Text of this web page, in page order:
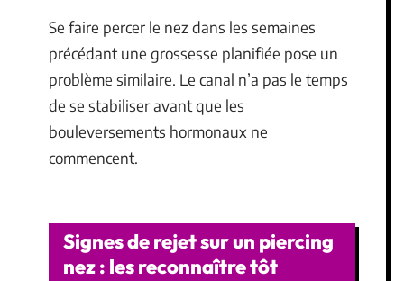
Se faire percer le nez dans les semaines
précédant une grossesse planifiée pose un
problème similaire. Le canal n’a pas le temps
de se stabiliser avant que les
bouleversements hormonaux ne
commencent.
Signes de rejet sur un piercing
nez : les reconnaître tôt